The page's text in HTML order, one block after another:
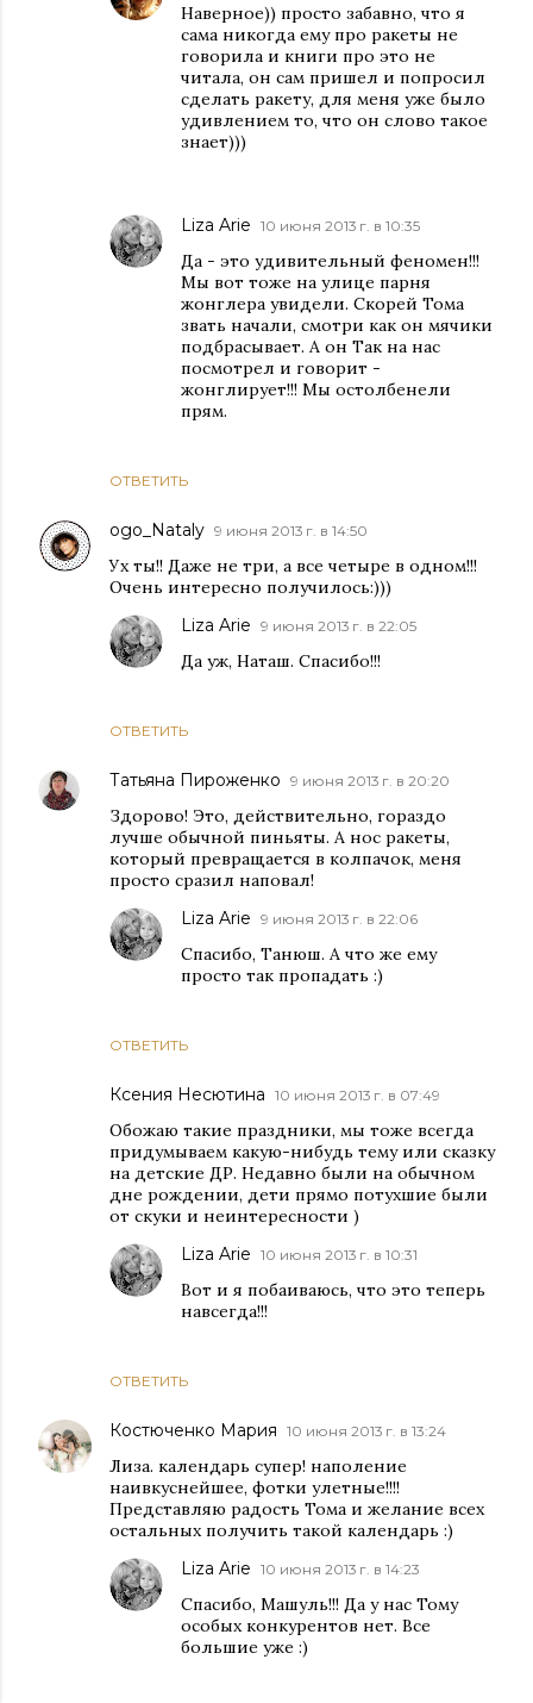
ОТВЕТИТЬ
Наверное)) просто забавно, что я
сама никогда ему про ракеты не
говорила и книги про это не
читала, он сам пришел и попросил
сделать ракету, для меня уже было
удивлением то, что он слово такое
знает)))
Liza Arie 10 июня 2013 г. в 10:35
Да - это удивительный феномен!!!
Мы вот тоже на улице парня
жонглера увидели. Скорей Тома
звать начали, смотри как он мячики
подбрасывает. А он Так на нас
посмотрел и говорит -
жонглирует!!! Мы остолбенели
прям.
ogo_Nataly 9 июня 2013 г. в 14:50
Ух ты!! Даже не три, а все четыре в одном!!!
Очень интересно получилось:)))
ОТВЕТИТЬ
Liza Arie 9 июня 2013 г. в 22:05
Да уж, Наташ. Спасибо!!!
Татьяна Пироженко 9 июня 2013 г. в 20:20
Здорово! Это, действительно, гораздо
лучше обычной пиньяты. А нос ракеты,
который превращается в колпачок, меня
просто сразил наповал!
ОТВЕТИТЬ
Liza Arie 9 июня 2013 г. в 22:06
Спасибо, Танюш. А что же ему
просто так пропадать :)
Ксения Несютина 10 июня 2013 г. в 07:49
Обожаю такие праздники, мы тоже всегда
придумываем какую-нибудь тему или сказку
на детские ДР. Недавно были на обычном
дне рождении, дети прямо потухшие были
от скуки и неинтересности )
ОТВЕТИТЬ
Liza Arie 10 июня 2013 г. в 10:31
Вот и я побаиваюсь, что это теперь
навсегда!!!
Костюченко Мария 10 июня 2013 г. в 13:24
Лиза. календарь супер! наполение
наивкуснейшее, фотки улетные!!!!
Представляю радость Тома и желание всех
остальных получить такой календарь :)
Liza Arie 10 июня 2013 г. в 14:23
Спасибо, Машуль!!! Да у нас Тому
особых конкурентов нет. Все
большие уже :)